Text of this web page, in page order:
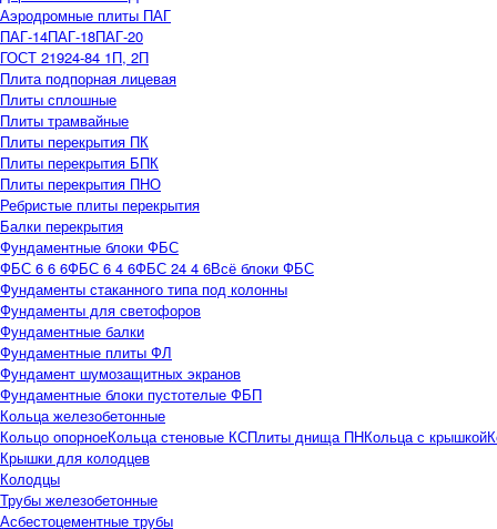
Аэродромные плиты ПАГ
ПАГ-14ПАГ-18ПАГ-20
ГОСТ 21924-84 1П, 2П
Плита подпорная лицевая
Плиты сплошные
Плиты трамвайные
Плиты перекрытия ПК
Плиты перекрытия БПК
Плиты перекрытия ПНО
Ребристые плиты перекрытия
Балки перекрытия
Фундаментные блоки ФБС
ФБС 6 6 6ФБС 6 4 6ФБС 24 4 6Всё блоки ФБС
Фундаменты стаканного типа под колонны
Фундаменты для светофоров
Фундаментные балки
Фундаментные плиты ФЛ
Фундамент шумозащитных экранов
Фундаментные блоки пустотелые ФБП
Кольца железобетонные
Кольцо опорноеКольца стеновые КСПлиты днища ПНКольца с крышкой
Крышки для колодцев
Колодцы
Трубы железобетонные
Асбестоцементные трубы